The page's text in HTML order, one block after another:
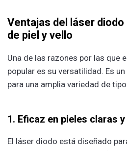
Ventajas del láser
de piel y vello
Una de las razones por las que
popular es su versatilidad. Es
para una amplia variedad de
1. Eficaz en pieles claras
El láser diodo está diseñado